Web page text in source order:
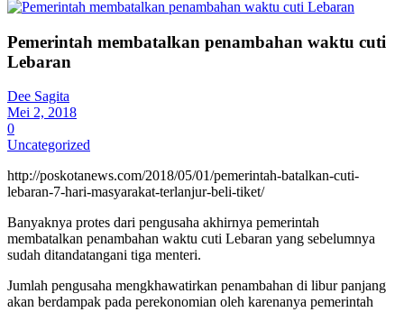
Pemerintah membatalkan penambahan waktu cuti
Lebaran
Dee Sagita
Mei 2, 2018
0
Uncategorized
http://poskotanews.com/2018/05/01/pemerintah-batalkan-cuti-
lebaran-7-hari-masyarakat-terlanjur-beli-tiket/
Banyaknya protes dari pengusaha akhirnya pemerintah
membatalkan penambahan waktu cuti Lebaran yang sebelumnya
sudah ditandatangani tiga menteri.
Jumlah pengusaha mengkhawatirkan penambahan di libur panjang
akan berdampak pada perekonomian oleh karenanya pemerintah